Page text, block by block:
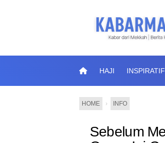
HAJI INSPIRATIF
HOME › INFO
Sebelum